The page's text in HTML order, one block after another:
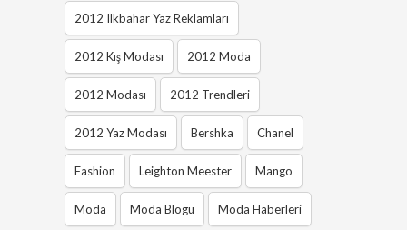
2012 Ilkbahar Yaz Reklamları
2012 Kış Modası 2012 Moda
2012 Modası 2012 Trendleri
2012 Yaz Modası Bershka Chanel
Fashion Leighton Meester Mango
Moda Moda Blogu Moda Haberleri